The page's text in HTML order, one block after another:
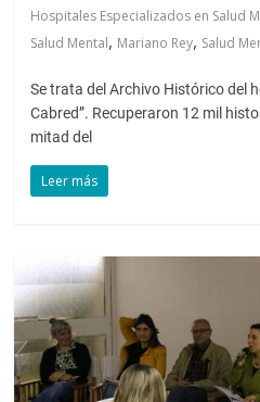
Hospitales Especializados en Salud
Salud Mental, Mariano Rey, Salud
Se trata del Archivo Histórico del
Cabred”. Recuperaron 12 mil
mitad del
Leer más